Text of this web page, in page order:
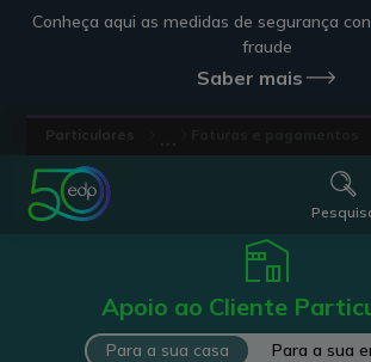
Conheça aqui as medidas de segurança
fraude
Saber mais
Apoio ao Cliente
Para a sua casa Para a sua